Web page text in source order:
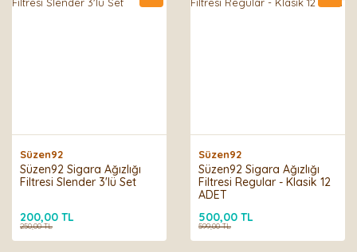
Süzen92
Süzen92 Sigara Ağızlığı
Filtresi Slender 3'lü Set
200,00 TL
250,00 TL
Süzen92
Süzen92 Sigara Ağızlığı
Filtresi Regular - Klasik 12
ADET
500,00 TL
599,00 TL